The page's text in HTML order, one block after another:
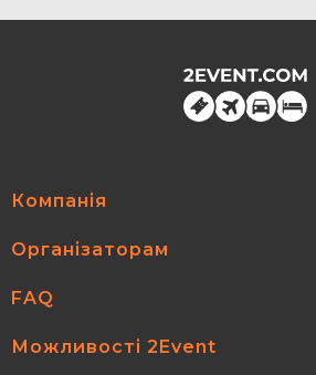
Компанія
Організаторам
FAQ
Можливості 2Event